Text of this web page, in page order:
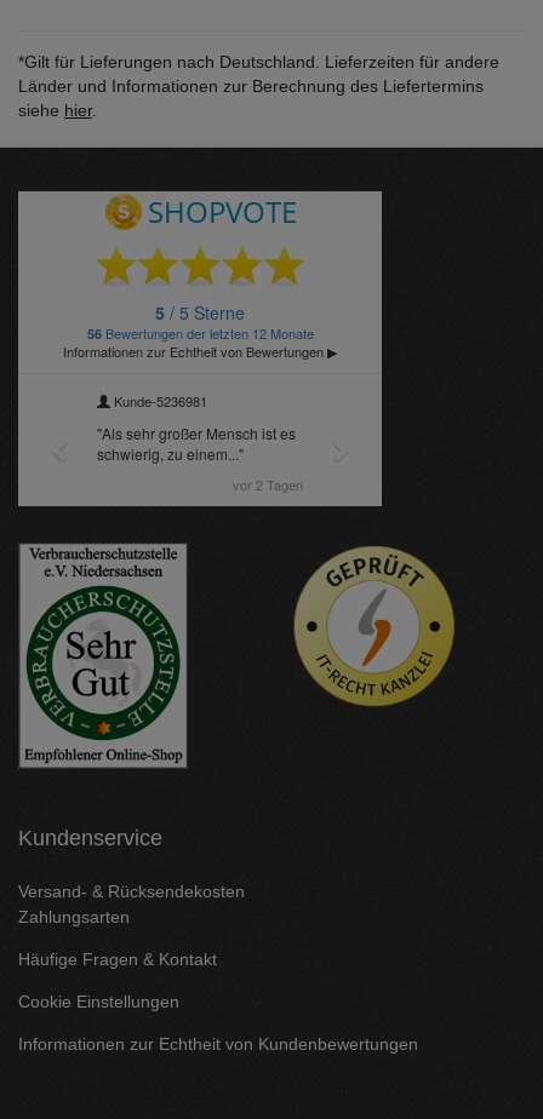
*Gilt für Lieferungen nach Deutschland. Lieferzeiten für andere
Länder und Informationen zur Berechnung des Liefertermins
siehe hier.
Kundenservice
Versand- & Rücksendekosten
Zahlungsarten
Häufige Fragen & Kontakt
Cookie Einstellungen
Informationen zur Echtheit von Kundenbewertungen